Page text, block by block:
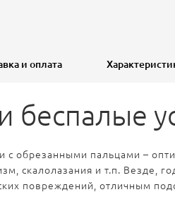
и оплата
беспалые
с обрезанными пальцами –
скалолазания и т.п. Везде,
повреждений, отличным